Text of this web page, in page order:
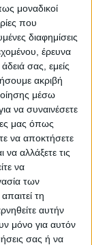
μοναδικοί
που
διαφημίσεις
έρευνα
σας, εμείς
ακριβή
μέσω
να συναινέσετε
μας όπως
να αποκτήσετε
αλλάξετε τις
να
των
τη
αυτήν
μόνο για αυτόν
σας ή να
Καρδίτσας